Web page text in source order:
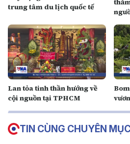
trung tâm du lịch quốc tế
Lan tỏa tinh thần hướng về
cội nguồn tại TPHCM
TIN CÙNG CHUYÊN